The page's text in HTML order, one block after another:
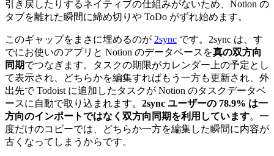
引き戻したりするネイティブの仕組みがないため、Notion の
タブを離れた瞬間に締め切りや ToDo がずれ始めます。
このギャップをまさに埋めるのが 2sync です。2sync は、す
でにお使いのアプリと Notion のデータベースを真の双方向
同期でつなぎます。タスクの期限がカレンダー上の予定とし
て表示され、どちらかを編集すればもう一方も更新され、外
出先で Todoist に追加したタスクが Notion のタスクデータベ
ースに自動で取り込まれます。 2sync ユーザーの 78.9% は一
方向のインポートではなく双方向同期を利用しています。一
度だけのコピーでは、どちらか一方を編集した瞬間に内容が
古くなってしまうからです。